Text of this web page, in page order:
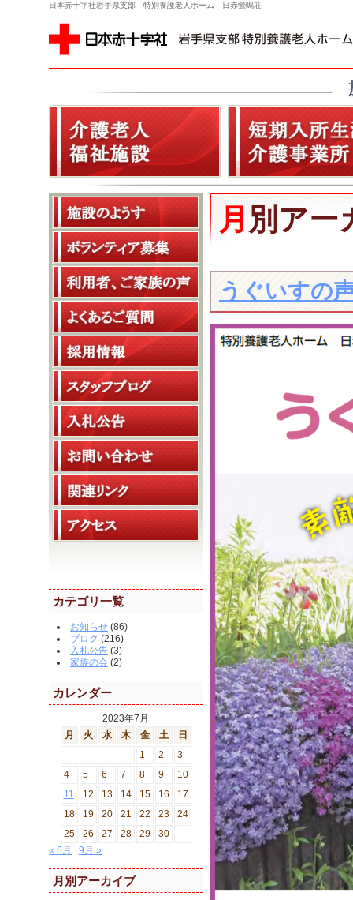
日本赤十字社岩手県支部 特別養護老人ホーム 日赤鶯鳴荘
カテゴリ一覧
お知らせ (86)
ブログ (216)
入札公告 (3)
家族の会 (2)
カレンダー
2023年7月
月
火 水 木 金 土
日
1
2
3
4
5 6 7 8 9
10
11
12 13 14 15 16
17
18
19 20 21 22 23
24
25
26 27 28 29
30
« 6月
9月 »
月別アーカイブ
月別ア
うぐいすの